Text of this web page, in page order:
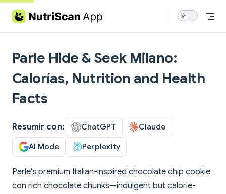
Skip to content
Parle Hide & Seek Milano:
Calorías, Nutrition and Health
Facts
Resumir con: ChatGPT Claude
AI Mode Perplexity
Parle's premium Italian-inspired chocolate chip cookie
con rich chocolate chunks—indulgent but calorie-